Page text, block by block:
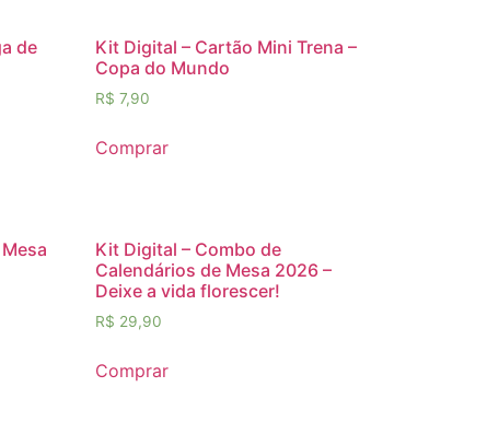
de
Kit Digital – Cartão Mini Trena –
Copa do Mundo
R$ 7,90
Comprar
Kit Digital – Combo de
Calendários de Mesa 2026 –
Deixe a vida florescer!
R$ 29,90
Comprar